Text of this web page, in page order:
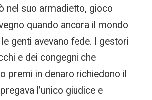
nel suo armadietto, gioco
quando ancora il mondo
genti avevano fede. I gestori
e dei congegni che
premi in denaro richiedono il
l’unico giudice e